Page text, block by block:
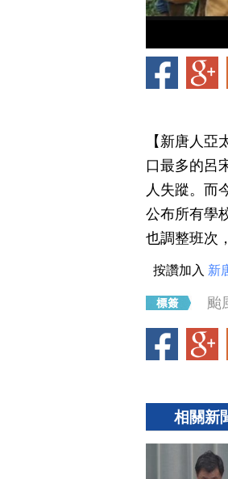
【新唐人
口最多的呂
人失蹤。而
公布所有學
也調整班次
按讚加入 新
颱
相關新